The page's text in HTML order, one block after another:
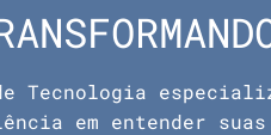
de Tecnologia
em entender